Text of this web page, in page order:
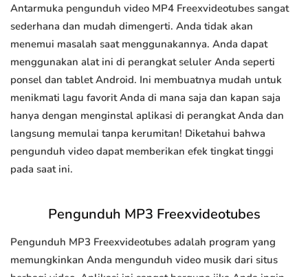
Antarmuka pengunduh video MP4 Freexvideotubes sangat
sederhana dan mudah dimengerti. Anda tidak akan
menemui masalah saat menggunakannya. Anda dapat
menggunakan alat ini di perangkat seluler Anda seperti
ponsel dan tablet Android. Ini membuatnya mudah untuk
menikmati lagu favorit Anda di mana saja dan kapan saja
hanya dengan menginstal aplikasi di perangkat Anda dan
langsung memulai tanpa kerumitan! Diketahui bahwa
pengunduh video dapat memberikan efek tingkat tinggi
pada saat ini.
Pengunduh MP3 Freexvideotubes
Pengunduh MP3 Freexvideotubes adalah program yang
memungkinkan Anda mengunduh video musik dari situs